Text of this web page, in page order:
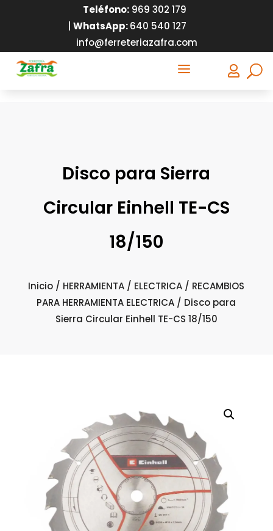
Teléfono:969 302 179
WhatsApp:640 540 127
info@ferreteriazafra.com
a 
Disco para Sierra
Circular Einhell TE-CS
18/150
Inicio / HERRAMIENTA / ELECTRICA / RECAMBIOS
PARA HERRAMIENTA ELECTRICA / Disco para
Sierra Circular Einhell TE-CS 18/150